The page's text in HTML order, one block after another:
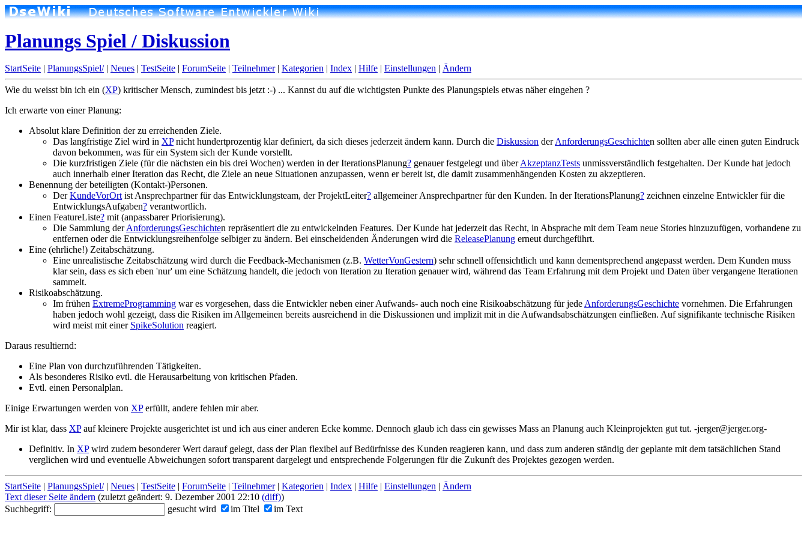
Planungs Spiel / Diskussion
StartSeite | PlanungsSpiel/| Neues | TestSeite | ForumSeite | Teilnehmer| Kategorien | Index | Hilfe | Einstellungen | Ändern
Wie du weisst bin ich ein (XP) kritischer Mensch, zumindest bis jetzt :-) ... Kannst du auf die wichtigsten Punkte des Planungspiels etwas näher eingehen ?
Ich erwarte von einer Planung:
Absolut klare Definition der zu erreichenden Ziele.
Das langfristige Ziel wird in XPnicht hundertprozentig klar definiert, da sich dieses jederzeit ändern kann. Durch die Diskussion derAnforderungsGeschichten sollten aber alle einen guten Eindruck
davon bekommen, was für ein System sich der Kunde vorstellt.
Die kurzfristigen Ziele (für die nächsten ein bis drei Wochen) werden in der IterationsPlanung? genauer festgelegt und überAkzeptanzTests unmissverständlich festgehalten. Der Kunde hat jedoch
auch innerhalb einer Iteration das Recht, die Ziele an neue Situationen anzupassen, wenn er bereit ist, die damit zusammenhängenden Kosten zu akzeptieren.
Benennung der beteiligten (Kontakt-)Personen.
DerKundeVorOrt ist Ansprechpartner für das Entwicklungsteam, der ProjektLeiter? allgemeiner Ansprechpartner für den Kunden. In der IterationsPlanung? zeichnen einzelne Entwickler für die
EntwicklungsAufgaben? verantwortlich.
Einen FeatureListe? mit (anpassbarer Priorisierung).
Die Sammlung derAnforderungsGeschichten repräsentiert die zu entwickelnden Features. Der Kunde hat jederzeit das Recht, in Absprache mit dem Team neue Stories hinzuzufügen, vorhandene zu
entfernen oder die Entwicklungsreihenfolge selbiger zu ändern. Bei einscheidenden Änderungen wird die ReleasePlanung erneut durchgeführt.
Eine (ehrliche!) Zeitabschätzung.
Eine unrealistische Zeitabschätzung wird durch die Feedback-Mechanismen (z.B. WetterVonGestern) sehr schnell offensichtlich und kann dementsprechend angepasst werden. Dem Kunden muss
klar sein, dass es sich eben 'nur' um eine Schätzung handelt, die jedoch von Iteration zu Iteration genauer wird, während das Team Erfahrung mit dem Projekt und Daten über vergangene Iterationen
sammelt.
Risikoabschätzung.
Im frühen ExtremeProgramming war es vorgesehen, dass die Entwickler neben einer Aufwands- auch noch eine Risikoabschätzung für jede AnforderungsGeschichte vornehmen. Die Erfahrungen
haben jedoch wohl gezeigt, dass die Risiken im Allgemeinen bereits ausreichend in die Diskussionen und implizit mit in die Aufwandsabschätzungen einfließen. Auf signifikante technische Risiken
wird meist mit einer SpikeSolution reagiert.
Daraus resultiernd:
Eine Plan von durchzuführenden Tätigkeiten.
Als besonderes Risiko evtl. die Herausarbeitung von kritischen Pfaden.
Evtl. einen Personalplan.
Einige Erwartungen werden von XPerfüllt, andere fehlen mir aber.
Mir ist klar, dass XPauf kleinere Projekte ausgerichtet ist und ich aus einer anderen Ecke komme. Dennoch glaub ich dass ein gewisses Mass an Planung auch Kleinprojekten gut tut. -jerger@jerger.org-
Definitiv. In XPwird zudem besonderer Wert darauf gelegt, dass der Plan flexibel auf Bedürfnisse des Kunden reagieren kann, und dass zum anderen ständig der geplante mit dem tatsächlichen Stand
verglichen wird und eventuelle Abweichungen sofort transparent dargelegt und entsprechende Folgerungen für die Zukunft des Projektes gezogen werden.
StartSeite | PlanungsSpiel/| Neues | TestSeite | ForumSeite | Teilnehmer| Kategorien | Index | Hilfe | Einstellungen | Ändern
Text dieser Seite ändern (zuletzt geändert: 9. Dezember 2001 22:10 (diff))
Suchbegriff:
gesucht wird im Titel im Text